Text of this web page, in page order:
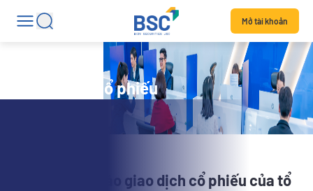
Mở tài khoản
Tin tức mã cổ phiếu
VPB: Thông báo giao dịch cổ phiếu của tổ